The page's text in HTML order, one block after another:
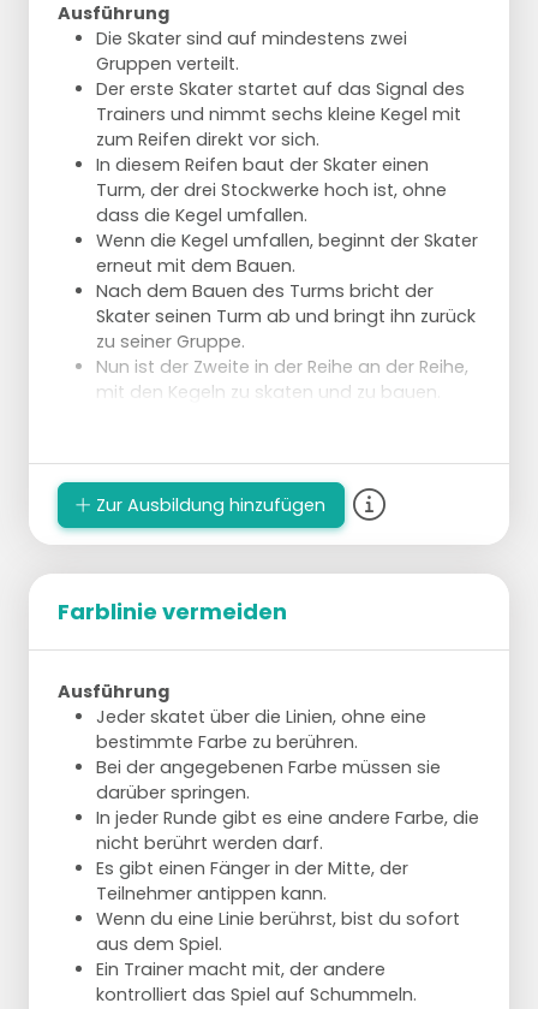
Ausführung
Die Skater sind auf mindestens zwei
Gruppen verteilt.
Der erste Skater startet auf das Signal des
Trainers und nimmt sechs kleine Kegel mit
zum Reifen direkt vor sich.
In diesem Reifen baut der Skater einen
Turm, der drei Stockwerke hoch ist, ohne
dass die Kegel umfallen.
Wenn die Kegel umfallen, beginnt der Skater
erneut mit dem Bauen.
Nach dem Bauen des Turms bricht der
Skater seinen Turm ab und bringt ihn zurück
zu seiner Gruppe.
Nun ist der Zweite in der Reihe an der Reihe,
mit den Kegeln zu skaten und zu bauen.
Zur Ausbildung hinzufügen
Farblinie vermeiden
Ausführung
Jeder skatet über die Linien, ohne eine
bestimmte Farbe zu berühren.
Bei der angegebenen Farbe müssen sie
darüber springen.
In jeder Runde gibt es eine andere Farbe, die
nicht berührt werden darf.
Es gibt einen Fänger in der Mitte, der
Teilnehmer antippen kann.
Wenn du eine Linie berührst, bist du sofort
aus dem Spiel.
Ein Trainer macht mit, der andere
kontrolliert das Spiel auf Schummeln.